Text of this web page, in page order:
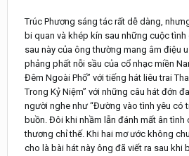
Trúc Phương sáng tác rất dễ dàng,
bi quan và khép kín sau những cuộc
sau này của ông thường mang âm điệu
phảng phất nỗi sầu của cổ nhạc miền
Đêm Ngoài Phố” với tiếng hát liêu trai
Trong Kỷ Niệm” với những câu hát đớn
người nghe như “Đường vào tình yêu có
buồn. Đôi khi nhầm lẫn đánh mất ân tình
thương chỉ thế. Khi hai mơ ước không
cho là bài hát này ông đã viết ra sau khi